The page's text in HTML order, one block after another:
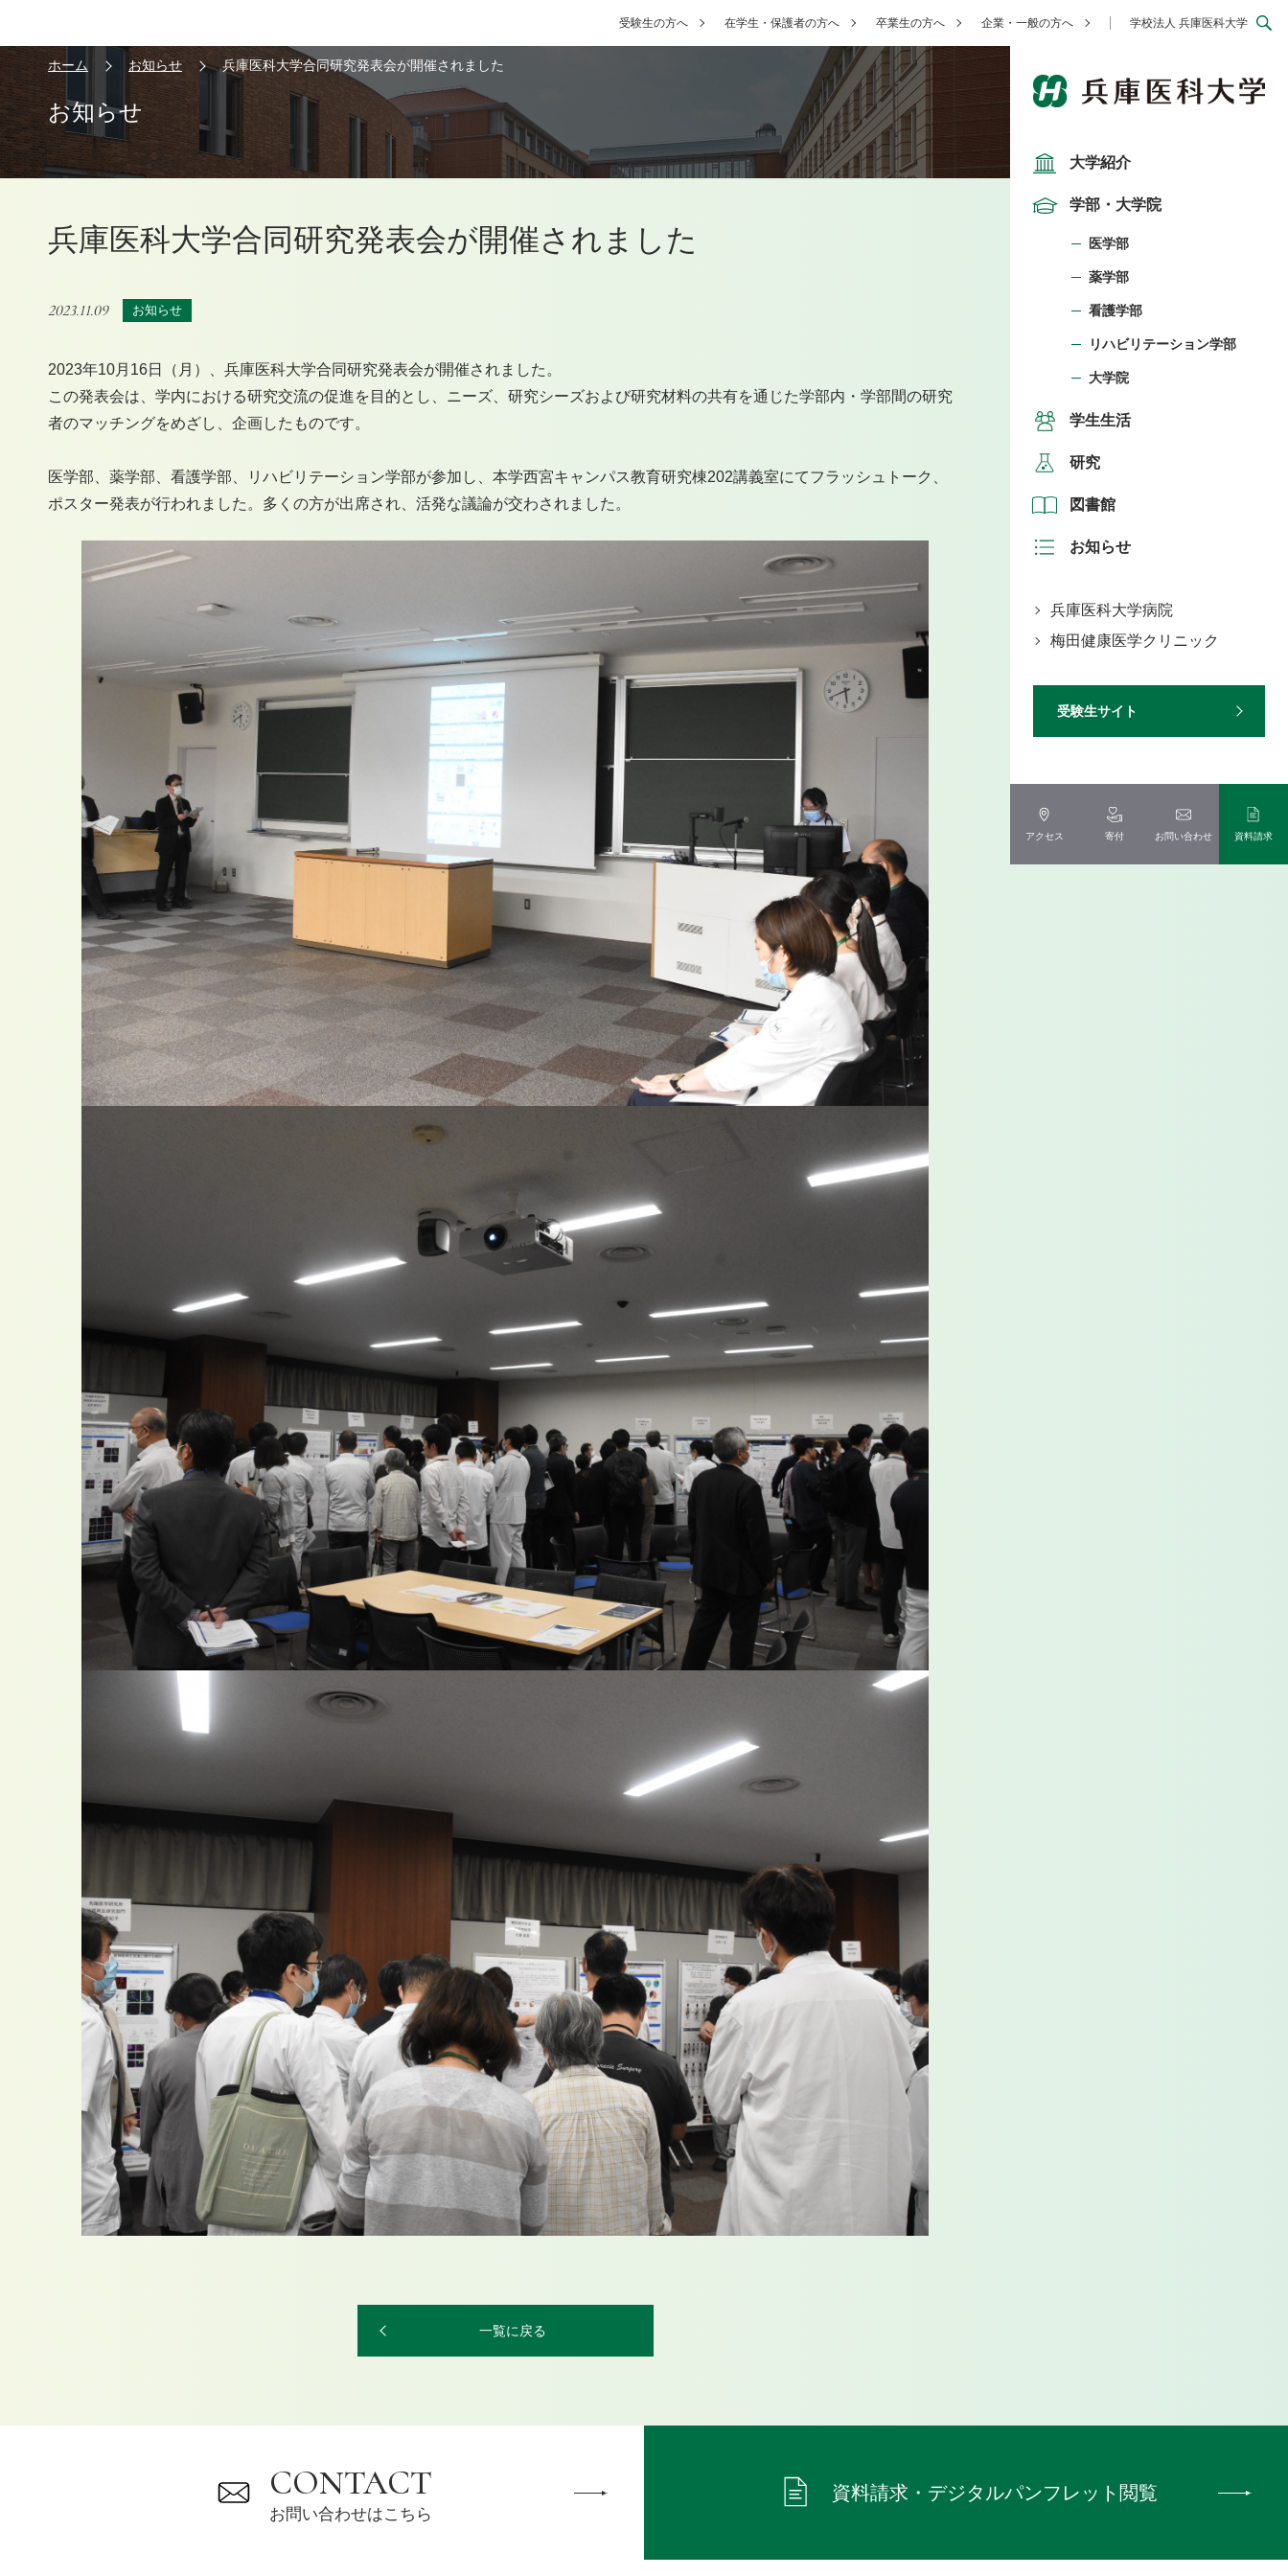
受験生の方へ 在学生・保護者の方へ 卒業生の方へ 企業・一般の方へ 学校法人 兵庫医科大学
大学紹介
学部・大学院
医学部
薬学部
看護学部
リハビリテーション学部
大学院
学生生活
研究
図書館
お知らせ
兵庫医科大学病院
梅田健康医学クリニック
受験生サイト
アクセス 寄付 お問い合わせ 資料請求
ホーム お知らせ 兵庫医科大学合同研究発表会が開催されました
お知らせ
兵庫医科大学合同研究発表会が開催されました
2023.11.09 お知らせ
2023年10月16日（月）、兵庫医科大学合同研究発表会が開催されました。
この発表会は、学内における研究交流の促進を目的とし、ニーズ、研究シーズおよび研究材料の共有を通じた学部内・学部間の研究
者のマッチングをめざし、企画したものです。
医学部、薬学部、看護学部、リハビリテーション学部が参加し、本学西宮キャンパス教育研究棟202講義室にてフラッシュトーク、
ポスター発表が行われました。多くの方が出席され、活発な議論が交わされました。
一覧に戻る
CONTACT
お問い合わせはこちら
資料請求 ・ デジタルパンフレット閲覧